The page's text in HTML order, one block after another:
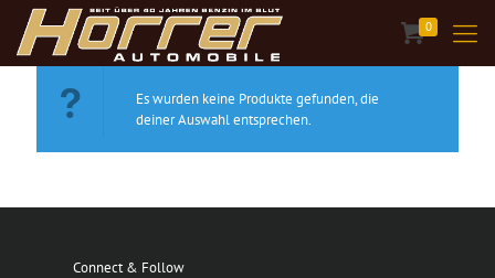
0
Es wurden keine Produkte gefunden, die
deiner Auswahl entsprechen.
Connect & Follow